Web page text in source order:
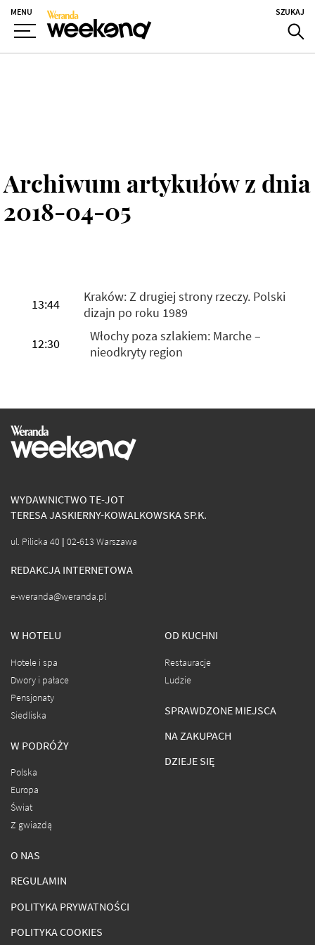
MENU SZUKAJ
Archiwum artykułów z dnia
2018-04-05
13:44
Kraków: Z drugiej strony rzeczy. Polski
dizajn po roku 1989
12:30
Włochy poza szlakiem: Marche –
nieodkryty region
WYDAWNICTWO TE-JOT
TERESA JASKIERNY-KOWALKOWSKA SP.K.
ul. Pilicka 40 | 02-613 Warszawa
REDAKCJA INTERNETOWA
e-weranda@weranda.pl
W HOTELU
Hotele i spa
Dwory i pałace
Pensjonaty
Siedliska
W PODRÓŻY
Polska
Europa
Świat
Z gwiazdą
OD KUCHNI
Restauracje
Ludzie
SPRAWDZONE MIEJSCA
NA ZAKUPACH
DZIEJE SIĘ
O NAS
REGULAMIN
POLITYKA PRYWATNOŚCI
POLITYKA COOKIES